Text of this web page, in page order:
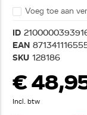
Voeg toe aan
ID
EAN
SKU 128186
€
Incl. btw